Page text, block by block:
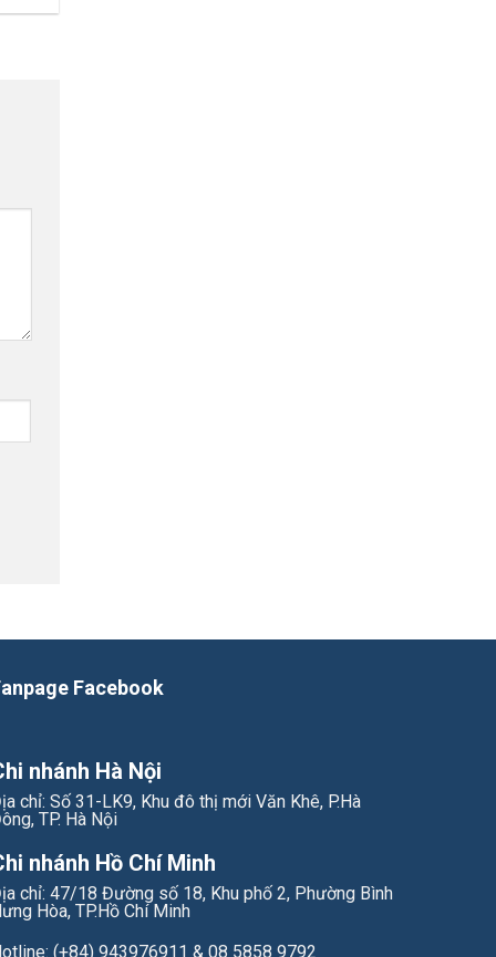
Facebook
nhánh Hà Nội
chỉ: Số 31-LK9, Khu đô thị mới Văn Khê, P.Hà
TP. Hà Nội
nhánh Hồ Chí Minh
chỉ: 47/18 Đường số 18, Khu phố 2, Phường Bình
Hòa, TP.Hồ Chí Minh
(+84) 943976911 & 08 5858 9792